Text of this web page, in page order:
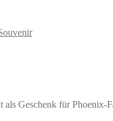
Geschenk für Phoenix-